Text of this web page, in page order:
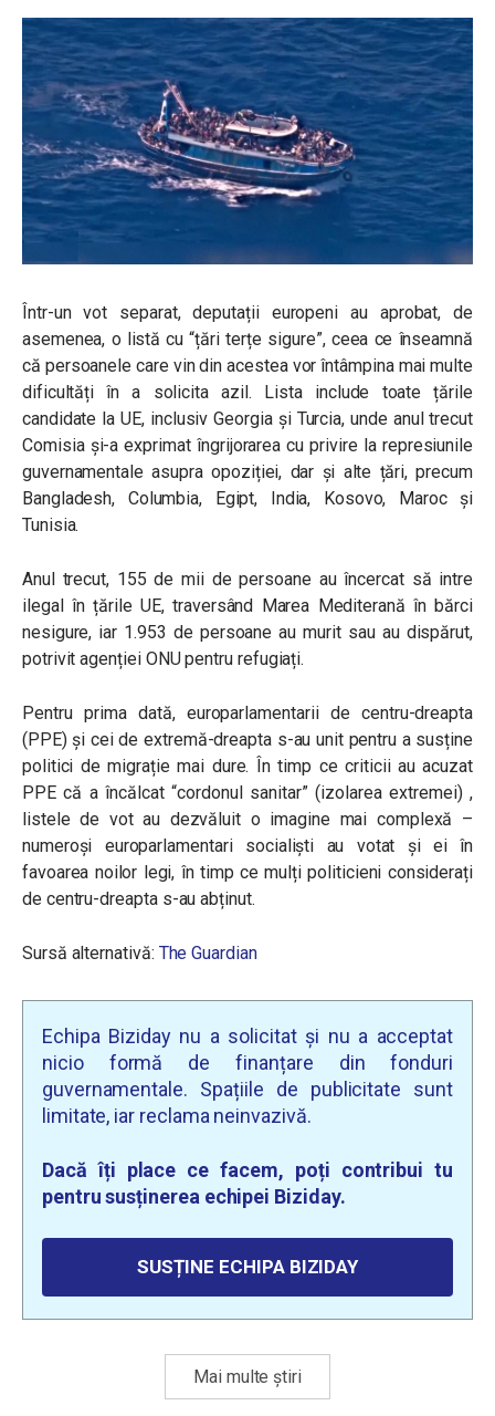
Într-un vot separat, deputații europeni au aprobat, de
asemenea, o listă cu “țări terțe sigure”, ceea ce înseamnă
că persoanele care vin din acestea vor întâmpina mai multe
dificultăți în a solicita azil. Lista include toate țările
candidate la UE, inclusiv Georgia și Turcia, unde anul trecut
Comisia și-a exprimat îngrijorarea cu privire la represiunile
guvernamentale asupra opoziției, dar și alte țări, precum
Bangladesh, Columbia, Egipt, India, Kosovo, Maroc și
Tunisia.
Anul trecut, 155 de mii de persoane au încercat să intre
ilegal în țările UE, traversând Marea Mediterană în bărci
nesigure, iar 1.953 de persoane au murit sau au dispărut,
potrivit agenției ONU pentru refugiați.
Pentru prima dată, europarlamentarii de centru-dreapta
(PPE) și cei de extremă-dreapta s-au unit pentru a susține
politici de migrație mai dure. În timp ce criticii au acuzat
PPE că a încălcat “cordonul sanitar” (izolarea extremei) ,
listele de vot au dezvăluit o imagine mai complexă –
numeroși europarlamentari socialiști au votat și ei în
favoarea noilor legi, în timp ce mulți politicieni considerați
de centru-dreapta s-au abținut.
Sursă alternativă: The Guardian
Echipa Biziday nu a solicitat și nu a acceptat
nicio formă de finanțare din fonduri
guvernamentale. Spațiile de publicitate sunt
limitate, iar reclama neinvazivă.
Dacă îți place ce facem, poți contribui tu
pentru susținerea echipei Biziday.
SUSȚINE ECHIPA BIZIDAY
Mai multe știri